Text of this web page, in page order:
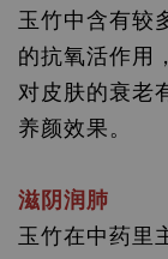
玉竹中含有较
的抗氧活作用
对皮肤的衰老
养颜效果。
滋阴润肺
玉竹在中药里